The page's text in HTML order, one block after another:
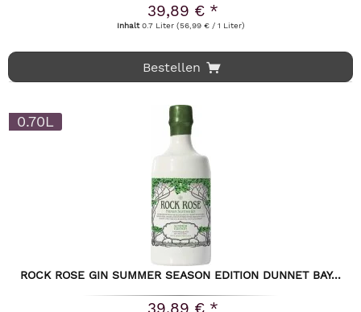
39,89 € *
Inhalt0.7 Liter (56,99 € / 1 Liter)
Bestellen
0.70L
ROCK ROSE GIN SUMMER SEASON EDITION DUNNET BAY...